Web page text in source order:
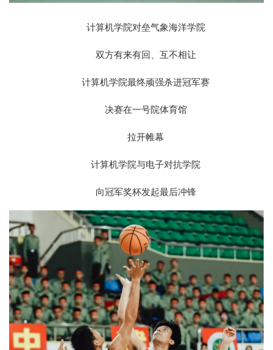
计算机学院对垒气象海洋学院
双方有来有回、互不相让
计算机学院最终顽强杀进冠军赛
决赛在一号院体育馆
拉开帷幕
计算机学院与电子对抗学院
向冠军奖杯发起最后冲锋